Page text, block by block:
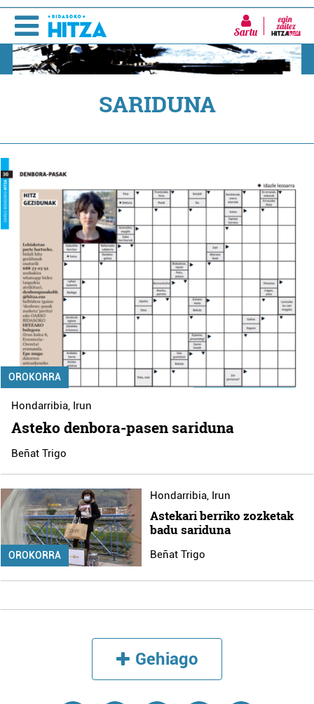
Sartu
SARIDUNA
OROKORRA
Hondarribia, Irun
Asteko denbora-pasen sariduna
Beñat Trigo
OROKORRA
Hondarribia, Irun
Astekari berriko zozketak
badu sariduna
Beñat Trigo
Gehiago